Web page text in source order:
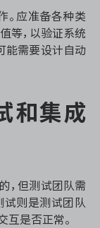
。应准备各种类
等，以验证系统
能需要设计自动
和集成
，但测试团队需
试则是测试团队
互是否正常。